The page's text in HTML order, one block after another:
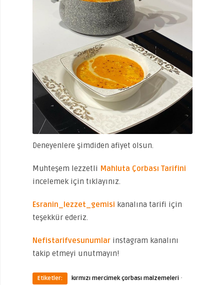
Deneyenlere şimdiden afiyet olsun.
Muhteşem lezzetli Mahluta Çorbası Tarifini
incelemek için tıklayınız.
Esranin_lezzet_gemisi kanalına tarifi için
teşekkür ederiz.
Nefistarifvesunumlar instagram kanalını
takip etmeyi unutmayın!
Etiketler: kırmızı mercimek çorbası malzemeleri ·